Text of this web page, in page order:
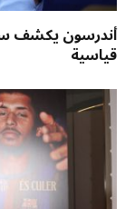
أندرسون يكشف
قياسية